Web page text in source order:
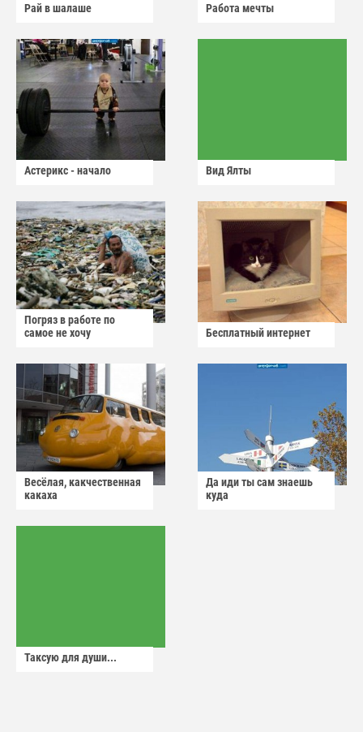
Рай в шалаше Работа мечты
Астерикс - начало Вид Ялты
Погряз в работе по
самое не хочу
Бесплатный интернет
Весёлая, какчественная
какаха
Да иди ты сам знаешь
куда
Таксую для души...